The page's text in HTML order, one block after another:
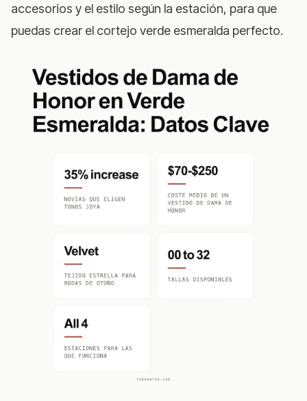
accesorios y el estilo según la estación, para que
puedas crear el cortejo verde esmeralda perfecto.